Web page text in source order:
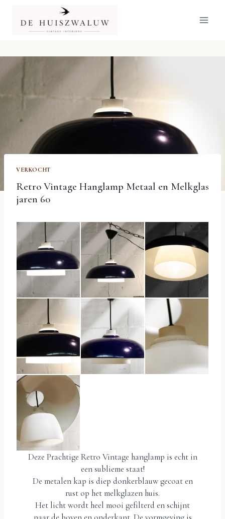
inhoud
VERKOCHT
Retro Vintage Hanglamp Metaal en Melkglas
jaren 60
Deze Prachtige Retro Vintage hanglamp is echt in
een sublieme staat!
De metalen kap is diep donkerblauw gecoat en
rust op het melkglazen huis.
Het licht wordt heel mooi gefilterd en schijnt